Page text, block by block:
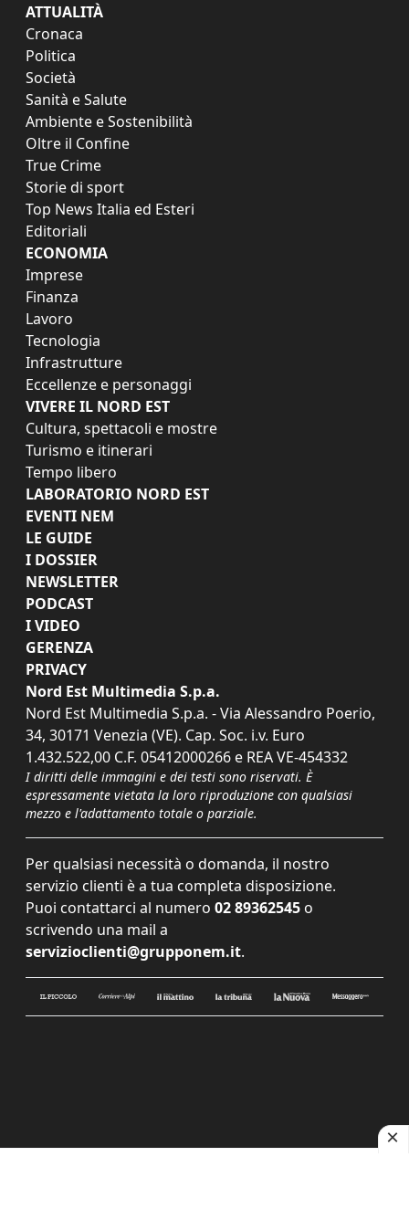
ATTUALITÀ
Cronaca
Politica
Società
Sanità e Salute
Ambiente e Sostenibilità
Oltre il Confine
True Crime
Storie di sport
Top News Italia ed Esteri
Editoriali
ECONOMIA
Imprese
Finanza
Lavoro
Tecnologia
Infrastrutture
Eccellenze e personaggi
VIVERE IL NORD EST
Cultura, spettacoli e mostre
Turismo e itinerari
Tempo libero
LABORATORIO NORD EST
EVENTI NEM
LE GUIDE
I DOSSIER
NEWSLETTER
PODCAST
I VIDEO
GERENZA
PRIVACY
Nord Est Multimedia S.p.a.
Nord Est Multimedia S.p.a. - Via Alessandro Poerio,
34, 30171 Venezia (VE). Cap. Soc. i.v. Euro
1.432.522,00 C.F. 05412000266 e REA VE-454332
I diritti delle immagini e dei testi sono riservati. È
espressamente vietata la loro riproduzione con qualsiasi
mezzo e l'adattamento totale o parziale.
Per qualsiasi necessità o domanda, il nostro
servizio clienti è a tua completa disposizione.
Puoi contattarci al numero 02 89362545 o
scrivendo una mail a
servizioclienti@grupponem.it.